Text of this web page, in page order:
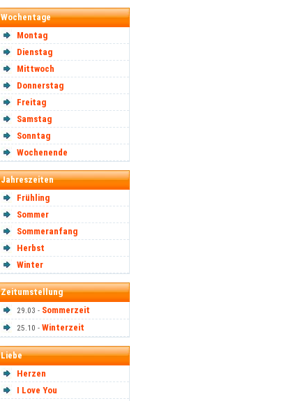
Wochentage
Montag
Dienstag
Mittwoch
Donnerstag
Freitag
Samstag
Sonntag
Wochenende
Jahreszeiten
Frühling
Sommer
Sommeranfang
Herbst
Winter
Zeitumstellung
29.03 - Sommerzeit
25.10 - Winterzeit
Liebe
Herzen
I Love You